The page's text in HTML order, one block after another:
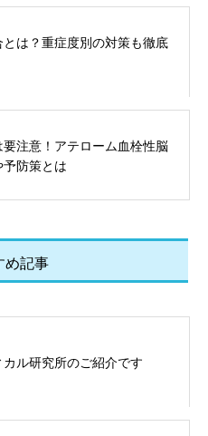
は？重症度別の対策も徹底
注意！アテローム血栓性脳
防策とは
め記事
カル研究所のご紹介です